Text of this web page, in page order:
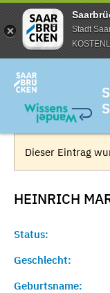
Stadt
Dieser Eintrag
HEINRICH
Status:
Geschlecht:
Geburtsname: